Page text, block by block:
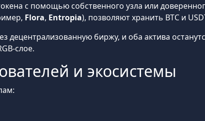
с помощью собственного узла или
Flora, Entropia), позволяют хранить BTC и
децентрализованную биржу, и оба актива
слое.
и экосистемы